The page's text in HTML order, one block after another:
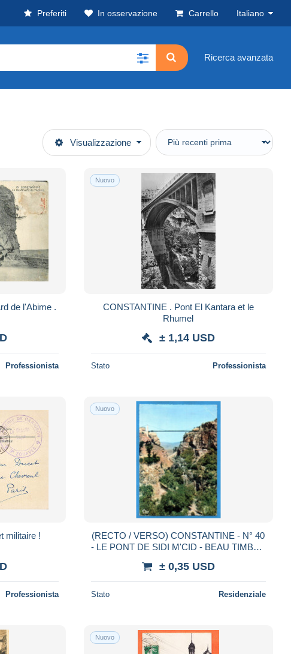
Preferiti In osservazione Carrello Italiano
Ricerca avanzata
Visualizzazione
de l'Abime .
Professionista
Nuovo
CONSTANTINE . Pont El Kantara et le
Rhumel
± 1,14 USD
Stato Professionista
militaire !
Professionista
Nuovo
(RECTO / VERSO) CONSTANTINE - N° 40
- LE PONT DE SIDI M'CID - BEAU TIMBRE
± 0,35 USD
Stato Residenziale
Nuovo